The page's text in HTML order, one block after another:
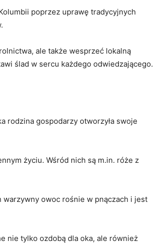
poprzez uprawę‍ tradycyjnych
‍ale także⁢ wesprzeć⁣ lokalną
ślad ​w sercu każdego⁤ odwiedzającego.
rodzina gospodarzy otworzyła swoje
życiu. Wśród nich są m.in. róże⁣ z⁣
warzywny owoc rośnie w ⁢pnączach i ​jest‍
nie ‌tylko ozdobą dla oka, ale również